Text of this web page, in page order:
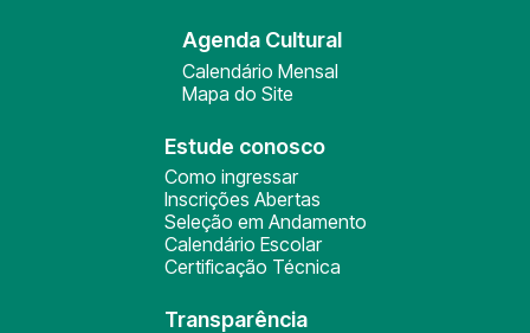
Agenda Cultural
Calendário Mensal
Mapa do Site
Estude conosco
Como ingressar
Inscrições Abertas
Seleção em Andamento
Calendário Escolar
Certificação Técnica
Transparência